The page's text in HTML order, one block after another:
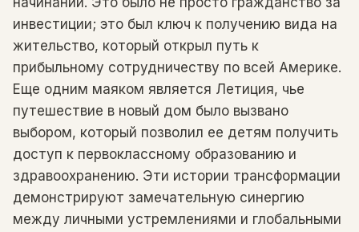
инвестиции; это был ключ к получению вида на
жительство, который открыл путь к
прибыльному сотрудничеству по всей Америке.
Еще одним маяком является Летиция, чье
путешествие в новый дом было вызвано
выбором, который позволил ее детям получить
доступ к первоклассному образованию и
здравоохранению. Эти истории трансформации
демонстрируют замечательную синергию
между личными устремлениями и глобальными